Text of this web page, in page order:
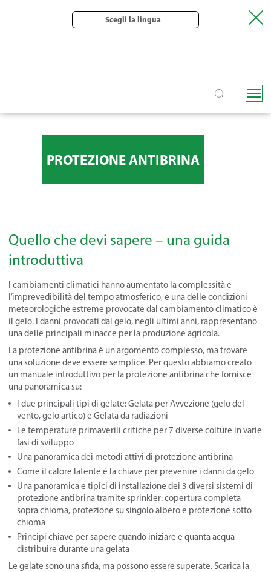
Scegli la lingua
PROTEZIONE ANTIBRINA
Quello che devi sapere – una guida
introduttiva
I cambiamenti climatici hanno aumentato la complessità e
l’imprevedibilità del tempo atmosferico, e una delle condizioni
meteorologiche estreme provocate dal cambiamento climatico è
il gelo. I danni provocati dal gelo, negli ultimi anni, rappresentano
una delle principali minacce per la produzione agricola.
La protezione antibrina è un argomento complesso, ma trovare
una soluzione deve essere semplice. Per questo abbiamo creato
un manuale introduttivo per la protezione antibrina che fornisce
una panoramica su:
I due principali tipi di gelate: Gelata per Avvezione (gelo del
vento, gelo artico) e Gelata da radiazioni
Le temperature primaverili critiche per 7 diverse colture in varie
fasi di sviluppo
Una panoramica dei metodi attivi di protezione antibrina
Come il calore latente è la chiave per prevenire i danni da gelo
Una panoramica e tipici di installazione dei 3 diversi sistemi di
protezione antibrina tramite sprinkler: copertura completa
sopra chioma, protezione su singolo albero e protezione sotto
chioma
Principi chiave per sapere quando iniziare e quanta acqua
distribuire durante una gelata
Le gelate sono una sfida, ma possono essere superate. Scarica la